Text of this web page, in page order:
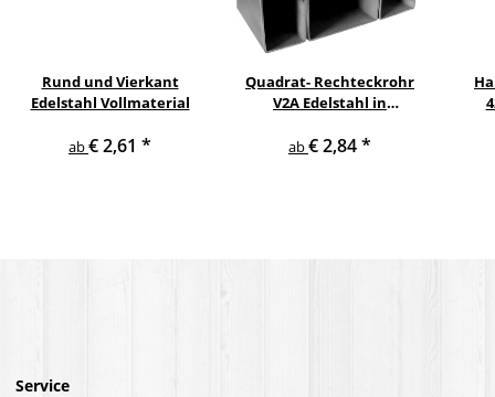
Rund und Vierkant
Edelstahl Vollmaterial
ab€ 2,61 *
Quadrat- Rechteckrohr
V2A Edelstahl in
Querschnitten und
ab€ 2,84*
Service